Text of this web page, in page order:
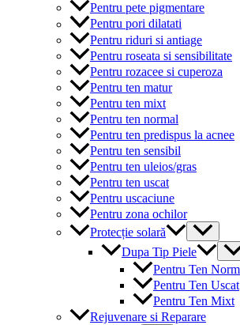
Pentru pete pigmentare
Pentru pori dilatati
Pentru riduri si antiage
Pentru roseata si sensibilitate
Pentru rozacee si cuperoza
Pentru ten matur
Pentru ten mixt
Pentru ten normal
Pentru ten predispus la acnee
Pentru ten sensibil
Pentru ten uleios/gras
Pentru ten uscat
Pentru uscaciune
Pentru zona ochilor
Protecție solară
Menu
Toggle
Dupa Tip Piele
Pentru Ten
Pentru Ten Uscat
Pentru Ten Mixt
Rejuvenare si Reparare